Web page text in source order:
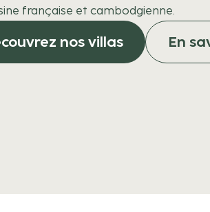
française et cambodgienne.
nos villas En